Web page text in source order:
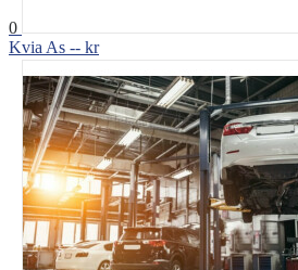
0
Kvia As -- kr